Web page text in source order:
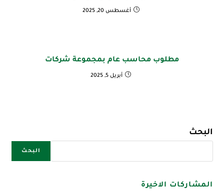
أغسطس 20, 2025
مطلوب محاسب عام بمجموعة شركات
أبريل 5, 2025
البحث
البحث
المشاركات الاخيرة